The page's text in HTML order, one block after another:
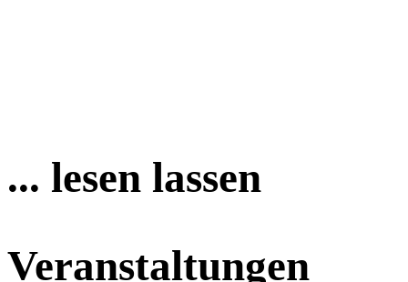
... lesen lassen
Veranstaltungen